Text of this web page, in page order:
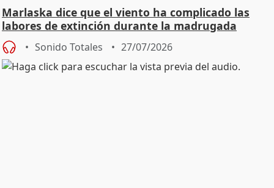
Marlaska dice que el viento ha complicado las
labores de extinción durante la madrugada
Sonido Totales 27/07/2026